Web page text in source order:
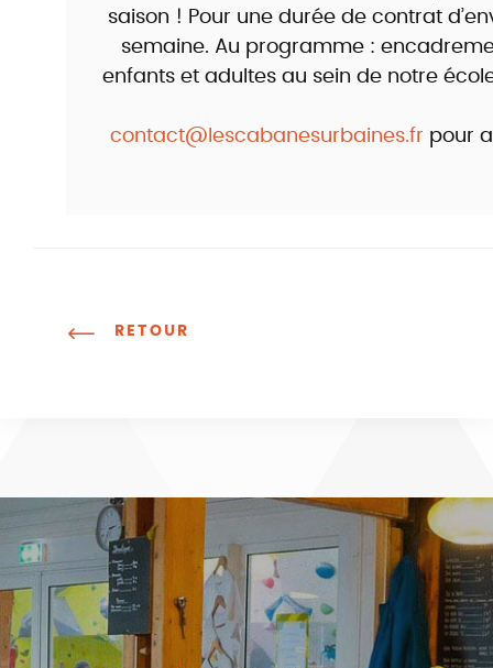
saison ! Pour une durée de contrat
semaine. Au programme :
enfants et adultes au sein de notre
contact@lescabanesurbaines.fr pour
RETOUR